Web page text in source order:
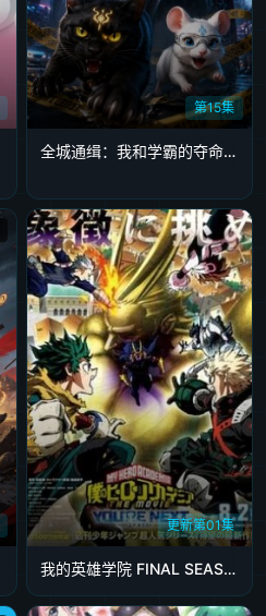
第15集
全城通缉：我和学霸的夺命猫鼠局
更新第01集
我的英雄学院 FINAL SEASON 特别篇